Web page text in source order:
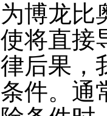
博龙比
将直
后果
件。通